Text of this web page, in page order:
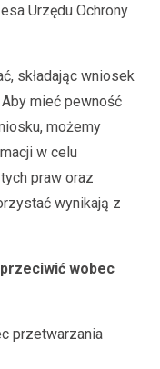
Urzędu Ochrony
składając wniosek
Aby mieć pewność
możemy
w celu
praw oraz
wynikają z
wobec
przetwarzania